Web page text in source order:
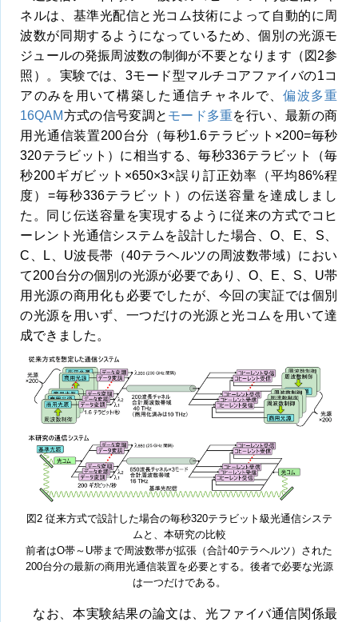
ネルは、基準光配信と光コム技術によって自動的に周
波数が同期するようになっているため、個別の光源モ
ジュールの発振周波数の制御が不要となります（図2参
照）。実験では、3モード型マルチコアファイバの1コ
アのみを用いて構築した通信チャネルで、偏波多重
16QAM方式の信号変調と モード多重を行い、最新の商
用光通信装置200台分（毎秒1.6テラビット×200=毎秒
320テラビット）に相当する、毎秒336テラビット（毎
秒200ギガビット×650×3×誤り訂正効率（平均86%程
度）=毎秒336テラビット）の伝送容量を達成しまし
た。同じ伝送容量を実現するように従来の方式でコヒ
ーレント光通信システムを設計した場合、O、E、S、
C、L、U波長帯（40テラヘルツの周波数帯域）におい
て200台分の個別の光源が必要であり、O、E、S、U帯
用光源の商用化も必要でしたが、今回の実証では個別
の光源を用いず、一つだけの光源と光コムを用いて達
成できました。
図2 従来方式で設計した場合の毎秒320テラビット級光通信システ
ムと、本研究の比較
前者はO帯～U帯まで周波数帯が拡張（合計40テラヘルツ）された
200台分の最新の商用光通信装置を必要とする。後者で必要な光源
は一つだけである。
なお、本実験結果の論文は、光ファイバ通信関係最